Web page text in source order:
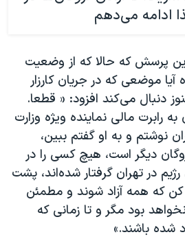
ادامه می‌دهم
پرسش که حالا که از وضعیت
موضعی که در جریان کارزار
دنبال می‌کند افزود: « قطعا.
رابرت مالی نماینده ویژه وزارت
نوشتم و به او گفتم ببین،
دیگر است، هیچ کسی را در
در تهران گرفتار شده‌اند، پشت
کن که همه آزاد شوند و مطمئن
بود مگر و تا زمانی که
شده باشند.»